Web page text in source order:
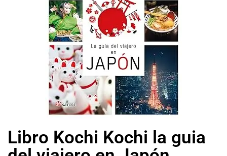
Libro Kochi Kochi la guia